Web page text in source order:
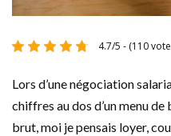
4.7/5 - (110
Lors d’une négociation
chiffres au dos d’un menu
brut, moi je pensais loyer,